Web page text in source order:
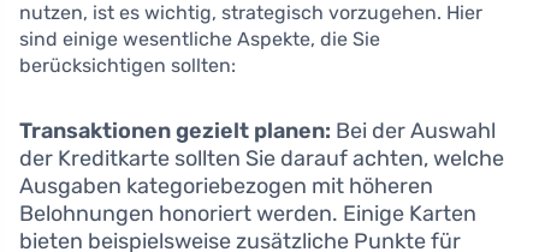
nutzen, ist es wichtig, strategisch vorzugehen. Hier
sind einige wesentliche Aspekte, die Sie
berücksichtigen sollten:
Transaktionen gezielt planen: Bei der Auswahl
der Kreditkarte sollten Sie darauf achten, welche
Ausgaben kategoriebezogen mit höheren
Belohnungen honoriert werden. Einige Karten
bieten beispielsweise zusätzliche Punkte für